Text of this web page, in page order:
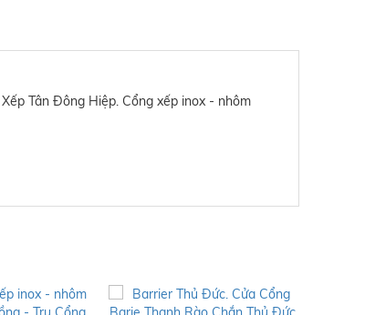
Tân Đông Hiệp. Cổng xếp inox - nhôm